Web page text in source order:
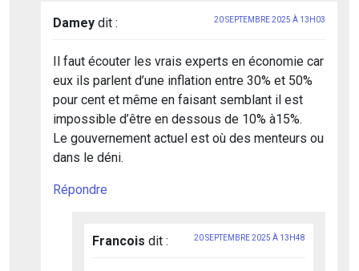
Damey dit : 20 SEPTEMBRE 2025 À 13H03
Il faut écouter les vrais experts en économie car
eux ils parlent d’une inflation entre 30% et 50%
pour cent et même en faisant semblant il est
impossible d’être en dessous de 10% à15%.
Le gouvernement actuel est où des menteurs ou
dans le déni.
Répondre
Francois dit : 20 SEPTEMBRE 2025 À 13H48